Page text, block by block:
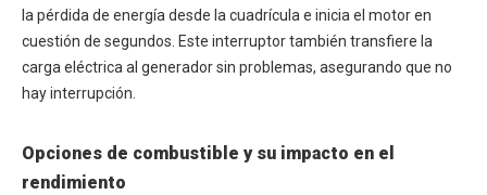
la pérdida de energía desde la cuadrícula e inicia el motor en
cuestión de segundos. Este interruptor también transfiere la
carga eléctrica al generador sin problemas, asegurando que no
hay interrupción.
Opciones de combustible y su impacto en el
rendimiento